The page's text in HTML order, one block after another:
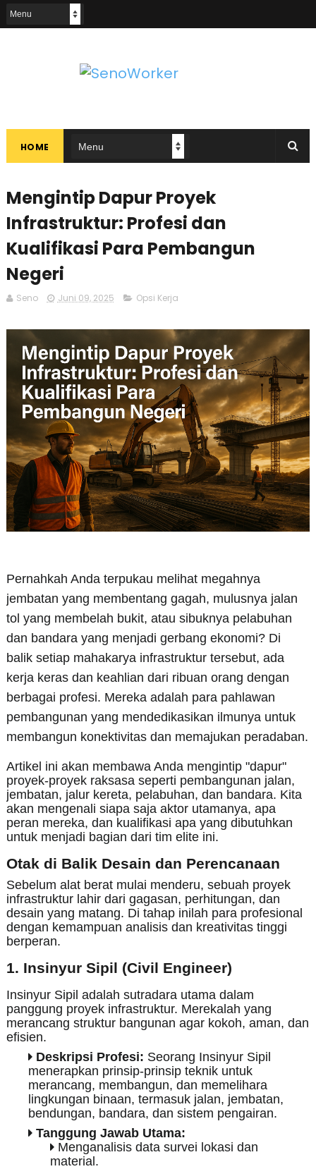
HOME
Mengintip Dapur Proyek
Infrastruktur: Profesi dan
Kualifikasi Para Pembangun
Negeri
Seno Juni 09, 2025 Opsi Kerja
Pernahkah Anda terpukau melihat megahnya
jembatan yang membentang gagah, mulusnya jalan
tol yang membelah bukit, atau sibuknya pelabuhan
dan bandara yang menjadi gerbang ekonomi? Di
balik setiap mahakarya infrastruktur tersebut, ada
kerja keras dan keahlian dari ribuan orang dengan
berbagai profesi. Mereka adalah para pahlawan
pembangunan yang mendedikasikan ilmunya untuk
membangun konektivitas dan memajukan peradaban.
Artikel ini akan membawa Anda mengintip "dapur"
proyek-proyek raksasa seperti pembangunan jalan,
jembatan, jalur kereta, pelabuhan, dan bandara. Kita
akan mengenali siapa saja aktor utamanya, apa
peran mereka, dan kualifikasi apa yang dibutuhkan
untuk menjadi bagian dari tim elite ini.
Otak di Balik Desain dan Perencanaan
Sebelum alat berat mulai menderu, sebuah proyek
infrastruktur lahir dari gagasan, perhitungan, dan
desain yang matang. Di tahap inilah para profesional
dengan kemampuan analisis dan kreativitas tinggi
berperan.
1. Insinyur Sipil (Civil Engineer)
Insinyur Sipil adalah sutradara utama dalam
panggung proyek infrastruktur. Merekalah yang
merancang struktur bangunan agar kokoh, aman, dan
efisien.
Deskripsi Profesi: Seorang Insinyur Sipil
menerapkan prinsip-prinsip teknik untuk
merancang, membangun, dan memelihara
lingkungan binaan, termasuk jalan, jembatan,
bendungan, bandara, dan sistem pengairan.
Tanggung Jawab Utama:
Menganalisis data survei lokasi dan
material.